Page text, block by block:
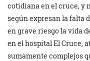
cotidiana en el cruce, y
según expresan la falta
en grave riesgo la vida
en el hospital El Cruce,
sumamente complejos